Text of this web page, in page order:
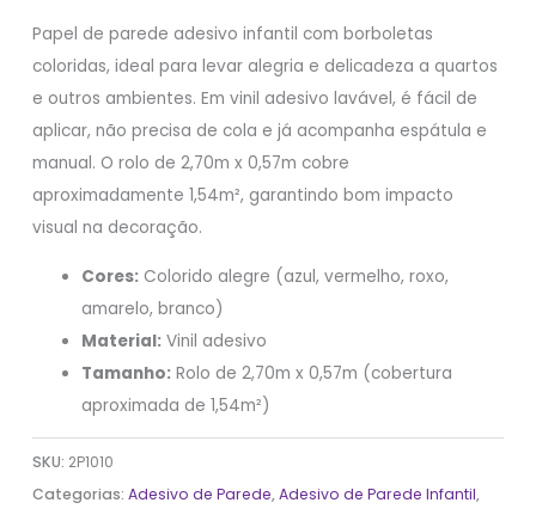
Papel de parede adesivo infantil com borboletas
coloridas, ideal para levar alegria e delicadeza a quartos
e outros ambientes. Em vinil adesivo lavável, é fácil de
aplicar, não precisa de cola e já acompanha espátula e
manual. O rolo de 2,70m x 0,57m cobre
aproximadamente 1,54m², garantindo bom impacto
visual na decoração.
Cores: Colorido alegre (azul, vermelho, roxo,
amarelo, branco)
Material: Vinil adesivo
Tamanho: Rolo de 2,70m x 0,57m (cobertura
aproximada de 1,54m²)
SKU: 2P1010
Categorias:Adesivo de Parede,Adesivo de Parede Infantil,